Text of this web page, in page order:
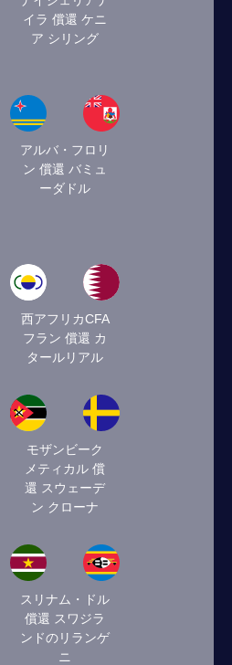
イラ 償還 ケニ
ア シリング
アルバ・フロリ
ン 償還 バミュ
ーダドル
西アフリカCFA
フラン 償還 カ
タールリアル
モザンビーク
メティカル 償
還 スウェーデ
ン クローナ
スリナム・ドル
償還 スワジラ
ンドのリランゲ
ニ